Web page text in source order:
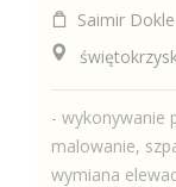
Saimir
- wykonywanie
malowanie,
wymiana